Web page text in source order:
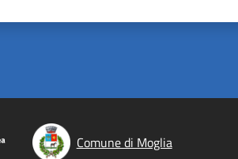
Comune di Moglia